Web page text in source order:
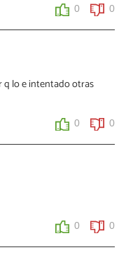
0 0
q lo e intentado otras
0 0
0 0